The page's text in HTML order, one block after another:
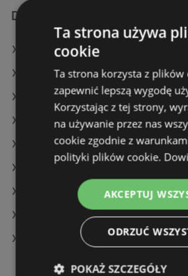
Dodatkowe łącza
Oferty Stokrotka
Oferty Netto
Oferty Carrefour
Aktualne gazetki POLOmarket
Aktualne gazetki Lidl
Aktualne gazetki Eurocash
Aktualne gazetki Dino
Aktualne gazetki Auchan
Sklepy Stokrotka w Police
Ta strona używa
cookie
Ta strona korzysta z plików
zapewnić lepszą wygodę
Korzystając z tej strony,
na używanie przez nas
cookie zgodnie z
polityki plików cookie.
AKCEPTUJ
ODRZUĆ
POKAŻ SZCZEGÓŁY